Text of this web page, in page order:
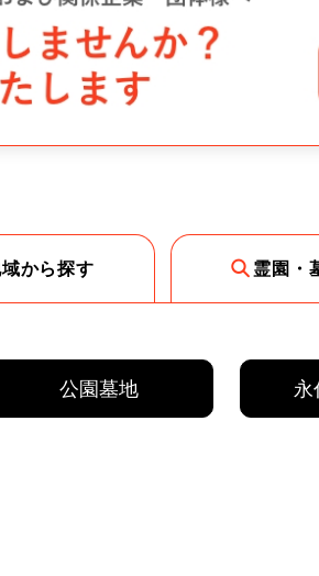
から探す 霊園・
公園墓地 永